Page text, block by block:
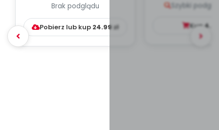
WYCHOWAWCZO –
DYDAKTYC...
Brak podglądu
Pobierz lub kup 24.99zł
Szybki
Kup